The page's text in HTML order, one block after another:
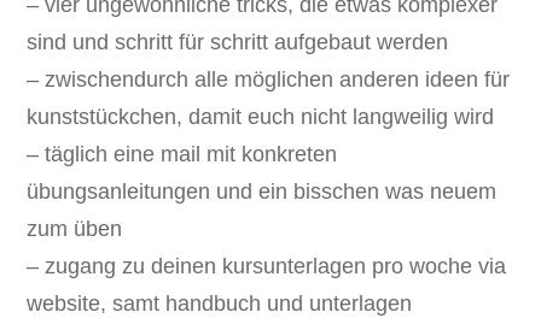
sind und schritt für schritt aufgebaut werden
– zwischendurch alle möglichen anderen ideen für
kunststückchen, damit euch nicht langweilig wird
– täglich eine mail mit konkreten
übungsanleitungen und ein bisschen was neuem
zum üben
– zugang zu deinen kursunterlagen pro woche via
website, samt handbuch und unterlagen